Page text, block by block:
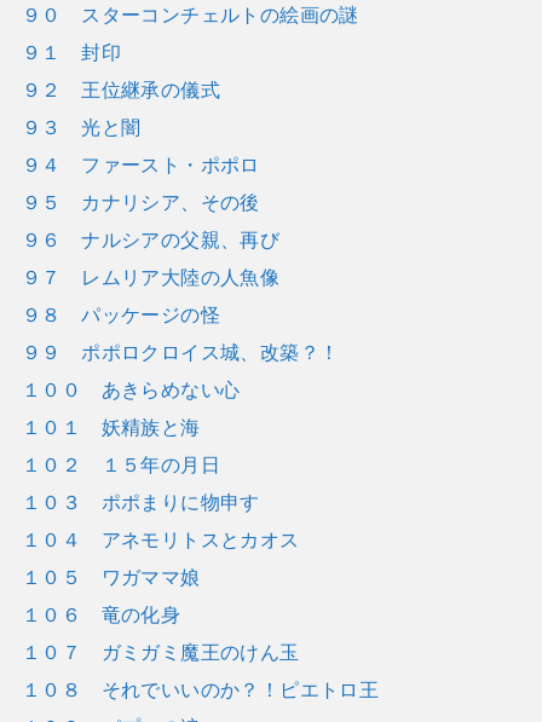
９０ スターコンチェルトの絵画の謎
９１ 封印
９２ 王位継承の儀式
９３ 光と闇
９４ ファースト・ポポロ
９５ カナリシア、その後
９６ ナルシアの父親、再び
９７ レムリア大陸の人魚像
９８ パッケージの怪
９９ ポポロクロイス城、改築？！
１００ あきらめない心
１０１ 妖精族と海
１０２ １５年の月日
１０３ ポポまりに物申す
１０４ アネモリトスとカオス
１０５ ワガママ娘
１０６ 竜の化身
１０７ ガミガミ魔王のけん玉
１０８ それでいいのか？！ピエトロ王